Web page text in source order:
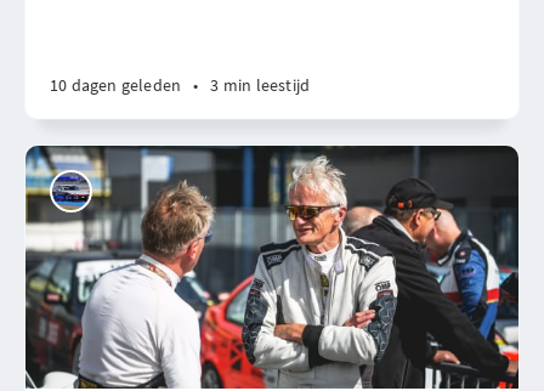
10 dagen geleden • 3 min leestijd